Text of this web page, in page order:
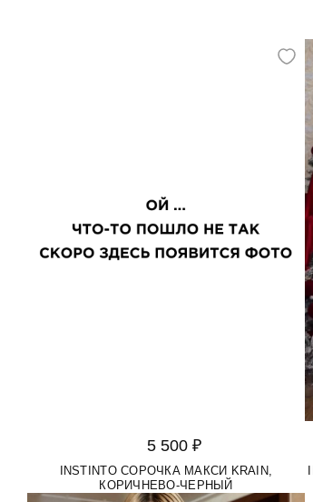
5 500 ₽
INSTINTO СОРОЧКА МАКСИ KRAIN,
КОРИЧНЕВО-ЧЕРНЫЙ